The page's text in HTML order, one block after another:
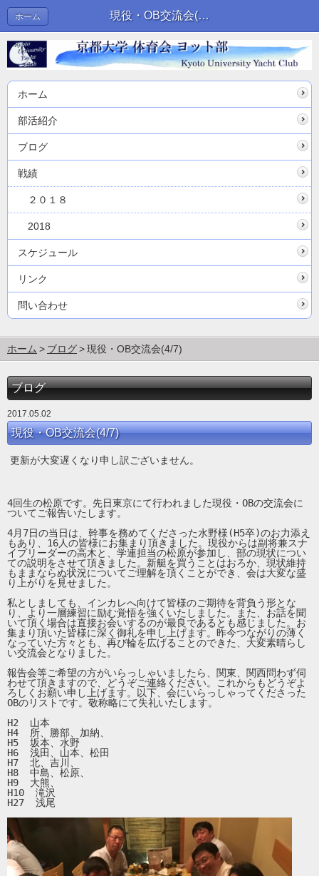
現役・OB交流会(4/7) | ブログ
ホーム
ホーム
部活紹介
ブログ
戦績
２０１８
2018
スケジュール
リンク
問い合わせ
ホーム ブログ 現役・OB交流会(4/7)
ブログ
2017.05.02
現役・OB交流会(4/7)
更新が大変遅くなり申し訳ございません。
4回生の松原です。先日東京にて行われました現役・OBの交流会に
ついてご報告いたします。
4月7日の当日は、幹事を務めてくださった水野様(H5卒)のお力添え
もあり、16人の皆様にお集まり頂きました。現役からは副将兼スナ
イプリーダーの高木と、学連担当の松原が参加し、部の現状につい
ての説明をさせて頂きました。新艇を買うことはおろか、現状維持
もままならぬ状況についてご理解を頂くことができ、会は大変な盛
り上がりを見せました。
私としましても、インカレへ向けて皆様のご期待を背負う形とな
り、より一層練習に励む覚悟を強くいたしました。また、お話を聞
いて頂く場合は直接お会いするのが最良であるとも感じました。お
集まり頂いた皆様に深く御礼を申し上げます。昨今つながりの薄く
なっていた方々とも、再び輪を広げることのできた、大変素晴らし
い交流会となりました。
報告会等ご希望の方がいらっしゃいましたら、関東、関西問わず伺
わせて頂きますので、どうぞご連絡ください。これからもどうぞよ
ろしくお願い申し上げます。以下、会にいらっしゃってくださった
OBのリストです。敬称略にて失礼いたします。
H2  山本
H4  所、勝部、加納、
H5  坂本、水野
H6  浅田、山本、松田
H7  北、吉川、
H8  中島、松原、
H9  大熊、
H10  滝沢
H27  浅尾